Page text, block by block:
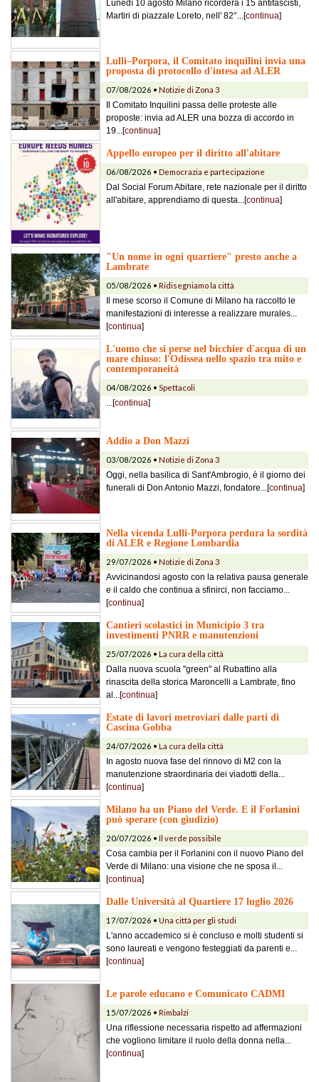
Lunedì 10 agosto Milano ricorderà i 15 antifascisti,
Martiri di piazzale Loreto, nell' 82°...[continua]
Lulli–Porpora, il Comitato inquilini invia una
proposta di protocollo d'intesa ad ALER
07/08/2026 • Notizie di Zona 3
Il Comitato Inquilini passa delle proteste alle
proposte: invia ad ALER una bozza di accordo in
19...[continua]
Appello europeo per il diritto all'abitare
06/08/2026 • Democrazia e partecipazione
Dal Social Forum Abitare, rete nazionale per il diritto
all'abitare, apprendiamo di questa...[continua]
"Un nome in ogni quartiere" presto anche a
Lambrate
05/08/2026 • Ridisegniamo la città
Il mese scorso il Comune di Milano ha raccolto le
manifestazioni di interesse a realizzare murales...
[continua]
L'uomo che si perse nel bicchier d'acqua di un
mare chiuso: l'Odissea nello spazio tra mito e
contemporaneità
04/08/2026 • Spettacoli
...[continua]
Addio a Don Mazzi
03/08/2026 • Notizie di Zona 3
Oggi, nella basilica di Sant'Ambrogio, è il giorno dei
funerali di Don Antonio Mazzi, fondatore...[continua]
Nella vicenda Lulli-Porpora perdura la sordità
di ALER e Regione Lombardia
29/07/2026 • Notizie di Zona 3
Avvicinandosi agosto con la relativa pausa generale
e il caldo che continua a sfinirci, non facciamo...
[continua]
Cantieri scolastici in Municipio 3 tra
investimenti PNRR e manutenzioni
25/07/2026 • La cura della città
Dalla nuova scuola "green" al Rubattino alla
rinascita della storica Maroncelli a Lambrate, fino
al...[continua]
Estate di lavori metroviari dalle parti di
Cascina Gobba
24/07/2026 • La cura della città
In agosto nuova fase del rinnovo di M2 con la
manutenzione straordinaria dei viadotti della...
[continua]
Milano ha un Piano del Verde. E il Forlanini
può sperare (con giudizio)
20/07/2026 • Il verde possibile
Cosa cambia per il Forlanini con il nuovo Piano del
Verde di Milano: una visione che ne sposa il...
[continua]
Dalle Università al Quartiere 17 luglio 2026
17/07/2026 • Una città per gli studi
L'anno accademico si è concluso e molti studenti si
sono laureati e vengono festeggiati da parenti e...
[continua]
Le parole educano e Comunicato CADMI
15/07/2026 • Rimbalzi
Una riflessione necessaria rispetto ad affermazioni
che vogliono limitare il ruolo della donna nella...
[continua]